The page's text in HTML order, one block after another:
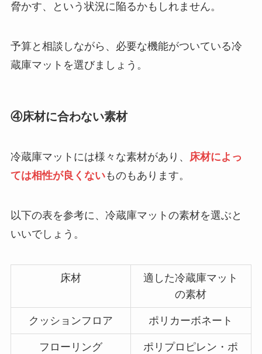
脅かす、という状況に陥るかもしれません。
予算と相談しながら、必要な機能がついている冷
蔵庫マットを選びましょう。
④床材に合わない素材
冷蔵庫マットには様々な素材があり、 床材によっ
ては相性が良くないものもあります。
以下の表を参考に、冷蔵庫マットの素材を選ぶと
いいでしょう。
床材
適した冷蔵庫マット
の素材
クッションフロア ポリカーボネート
フローリング
ポリプロピレン・ポ